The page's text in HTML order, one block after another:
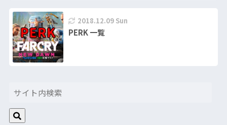
2018.12.09 Sun
PERK 一覧